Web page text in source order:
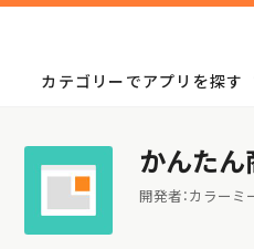
カテゴリーでアプリを探す
かんたん
開発者：カラーミ